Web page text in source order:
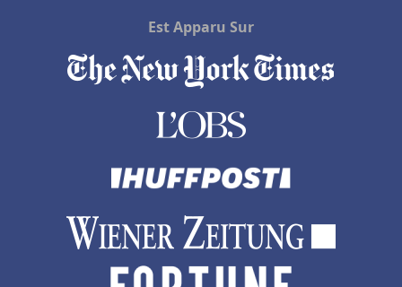
Est Apparu Sur